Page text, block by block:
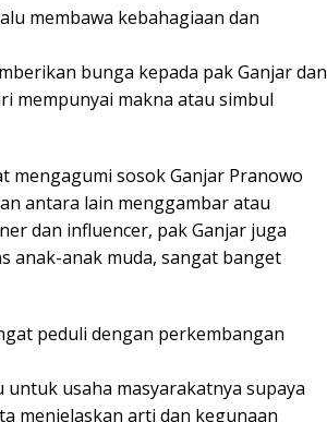
membawa kebahagiaan dan
bunga kepada pak Ganjar dan
mempunyai makna atau simbul
mengagumi sosok Ganjar Pranowo
antara lain menggambar atau
dan influencer, pak Ganjar juga
anak-anak muda, sangat banget
peduli dengan perkembangan
usaha masyarakatnya supaya
menjelaskan arti dan kegunaan